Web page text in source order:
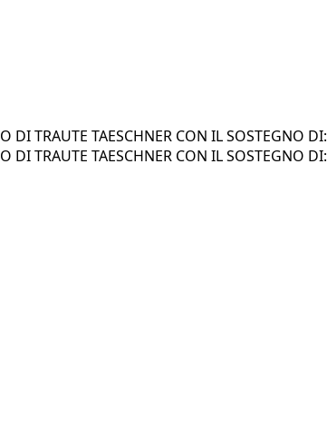
TRAUTE TAESCHNER CON IL SOSTEGNO DI:
TRAUTE TAESCHNER CON IL SOSTEGNO DI: